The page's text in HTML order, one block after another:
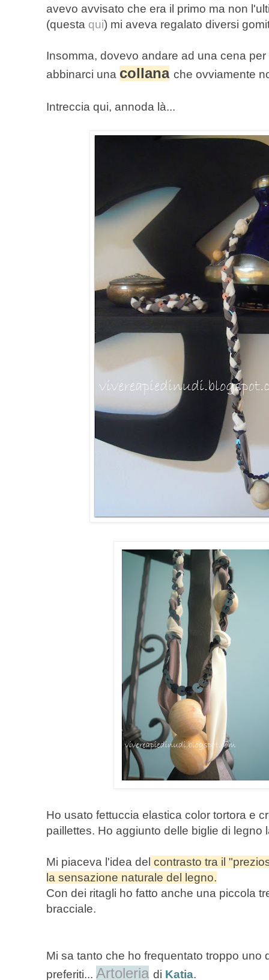
avevo avvisato che era il primo ma non
(questa qui) mi aveva regalato diversi
Insomma, dovevo andare ad una cena
abbinarci una collana che ovviamente
Intreccia qui, annoda là...
Ho usato fettuccia elastica color tortora e
paillettes. Ho aggiunto delle biglie di legno
Mi piaceva l'idea del contrasto tra il
la sensazione naturale del legno.
Con dei ritagli ho fatto anche una piccola
bracciale.
Mi sa tanto che ho frequentato troppo uno
preferiti... Artoleria di Katia.